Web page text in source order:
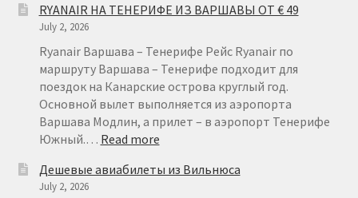
ПРАВИЛА ПРОВОЗА БАГАЖА RYANAIR
ПУТЕШЕСТВИЕ С ДЕТЬМИ И МЛАДЕНЦАМИ
РЕЙСАМИ RYANAIR
РЕГИСТРАЦИЯ НА РЕЙС И ДОКУМЕНТЫ ДЛЯ
ГЕРМАНИЯ
ОТ
€
15
RYANAIR НА ТЕНЕРИФЕ ИЗ ВАРШАВЫ ОТ € 49
July 2, 2026
Ryanair Варшава – Тенерифе Рейс Ryanair по
маршруту Варшава – Тенерифе подходит для
поездок на Канарские острова круглый год.
Основной вылет выполняется из аэропорта
Варшава Модлин, а прилет – в аэропорт Тенерифе
Южный.… Read more:
НА
Дешевые авиабилеты из Вильнюса
July 2, 2026